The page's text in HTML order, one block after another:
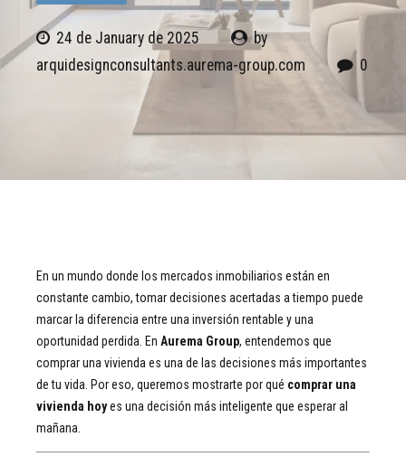
24 de January de 2025
by
arquidesignconsultants.aurema-group.com
0
En un mundo donde los mercados inmobiliarios están en
constante cambio, tomar decisiones acertadas a tiempo puede
marcar la diferencia entre una inversión rentable y una
oportunidad perdida. En Aurema Group, entendemos que
comprar una vivienda es una de las decisiones más importantes
de tu vida. Por eso, queremos mostrarte por qué comprar una
vivienda hoyes una decisión más inteligente que esperar al
mañana.